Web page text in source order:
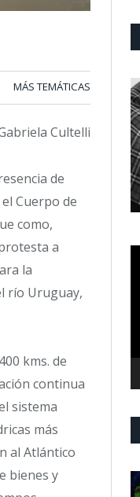
MÁS TEMÁTICAS
Cultelli
de
Cuerpo de
como,
a
la
río Uruguay,
kms. de
continua
sistema
más
al Atlántico
bienes y